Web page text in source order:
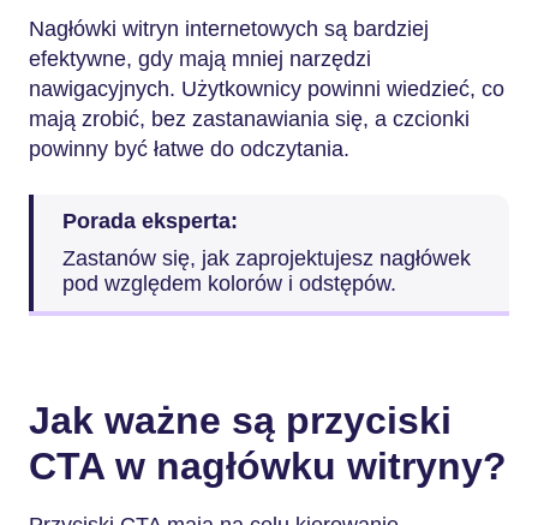
Nagłówki witryn internetowych są bardziej
efektywne, gdy mają mniej narzędzi
nawigacyjnych. Użytkownicy powinni wiedzieć, co
mają zrobić, bez zastanawiania się, a czcionki
powinny być łatwe do odczytania.
Porada eksperta:
Zastanów się, jak zaprojektujesz nagłówek
pod względem kolorów i odstępów.
Jak ważne są przyciski
CTA w nagłówku witryny?